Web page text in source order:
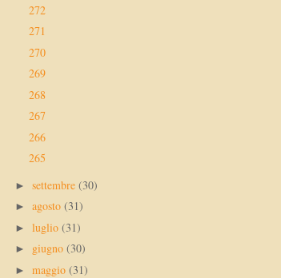
272
271
270
269
268
267
266
265
► settembre (30)
► agosto (31)
► luglio (31)
► giugno (30)
► maggio (31)